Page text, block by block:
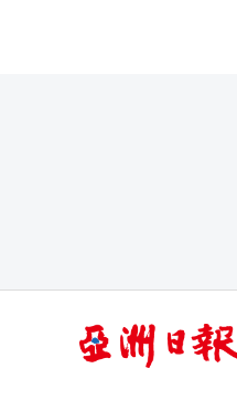
亚
洲
日